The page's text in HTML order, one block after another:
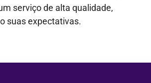
serviço de alta qualidade,
suas expectativas.